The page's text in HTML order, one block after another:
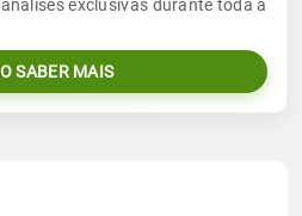
Umidade do ar
81% 98%
Lua
Umidade do ar
E/ESE - 8km/h
exclusivas durante toda a
SABER MAIS